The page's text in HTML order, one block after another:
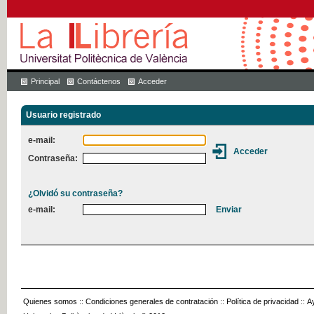
Principal Contáctenos Acceder
Usuario registrado
e-mail:
Contraseña:
¿Olvidó su contraseña?
e-mail:
Quienes somos :: Condiciones generales de contratación :: Política de privacidad ::